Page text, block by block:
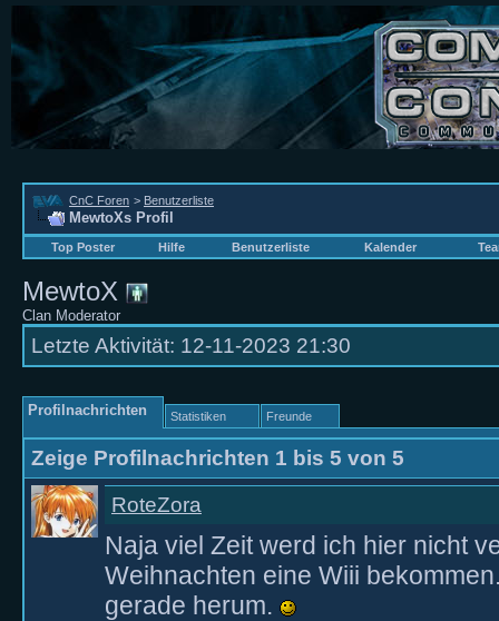
CnC Foren > Benutzerliste
MewtoXs Profil
Top Poster Hilfe Benutzerliste Kalender
MewtoX
Clan Moderator
Letzte Aktivität: 12-11-2023 21:30
Profilnachrichten Statistiken Freunde
Zeige Profilnachrichten 1 bis 5 von 5
RoteZora
Naja viel Zeit werd ich hier nicht
Weihnachten eine Wiii
gerade herum.